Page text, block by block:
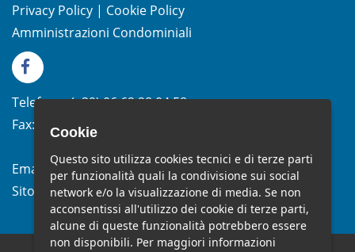
Privacy Policy | Cookie Policy
Amministrazioni Condominiali
Telefono:(+39)06.62.28.04.58
Fax:
(+39) 06.99.33.19.10
Email: info@studiomelchiorri.it
Sito Web:www.stmelchiorri.it
Cookie
Questo sito utilizza cookies tecnici e di terze parti
per funzionalità quali la condivisione sui social
network e/o la visualizzazione di media. Se non
acconsentissi all'utilizzo dei cookie di terze parti,
alcune di queste funzionalità potrebbero essere
non disponibili. Per maggiori informazioni